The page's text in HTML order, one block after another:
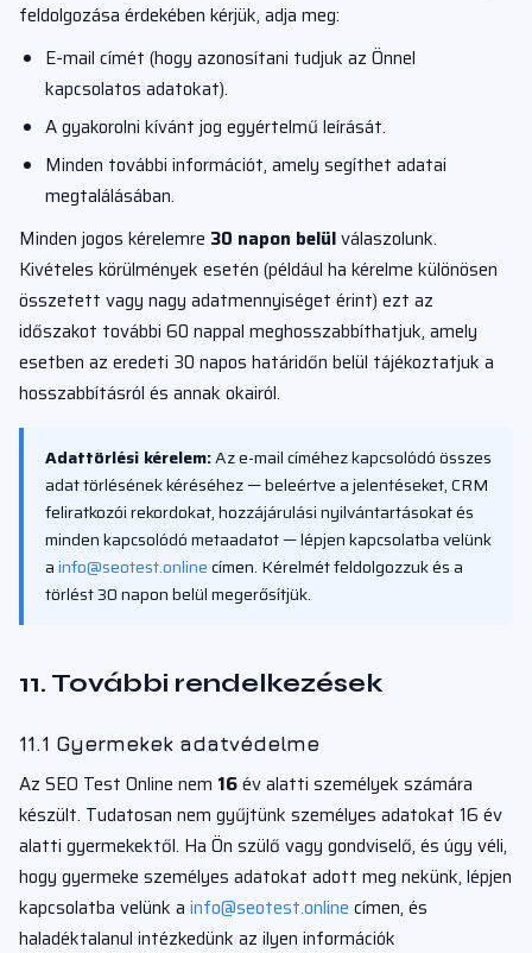
feldolgozása érdekében kérjük, adja meg:
E-mail címét (hogy azonosítani tudjuk az Önnel
kapcsolatos adatokat).
A gyakorolni kívánt jog egyértelmű leírását.
Minden további információt, amely segíthet adatai
megtalálásában.
Minden jogos kérelemre 30 napon belülválaszolunk.
Kivételes körülmények esetén (például ha kérelme különösen
összetett vagy nagy adatmennyiséget érint) ezt az
időszakot további 60 nappal meghosszabbíthatjuk, amely
esetben az eredeti 30 napos határidőn belül tájékoztatjuk a
hosszabbításról és annak okairól.
Adattörlési kérelem:Az e-mail címéhez kapcsolódó összes
adat törlésének kéréséhez — beleértve a jelentéseket, CRM
feliratkozói rekordokat, hozzájárulási nyilvántartásokat és
minden kapcsolódó metaadatot — lépjen kapcsolatba velünk
ainfo@seotest.onlinecímen. Kérelmét feldolgozzuk és a
törlést 30 napon belül megerősítjük.
11. További rendelkezések
11.1 Gyermekek adatvédelme
Az SEO Test Online nem 16év alatti személyek számára
készült. Tudatosan nem gyűjtünk személyes adatokat 16 év
alatti gyermekektől. Ha Ön szülő vagy gondviselő, és úgy véli,
hogy gyermeke személyes adatokat adott meg nekünk, lépjen
kapcsolatba velünk a info@seotest.online címen, és
haladéktalanul intézkedünk az ilyen információk